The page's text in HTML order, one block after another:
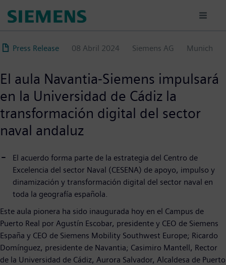
principal
Press Release 08 Abril 2024 Siemens AG Munich
El aula Navantia-Siemens impulsará
en la Universidad de Cádiz la
transformación digital del sector
naval andaluz
El acuerdo forma parte de la estrategia del Centro de
Excelencia del sector Naval (CESENA) de apoyo, impulso y
dinamización y transformación digital del sector naval en
toda la geografía española.
Este aula pionera ha sido inaugurada hoy en el Campus de
Puerto Real por Agustín Escobar, presidente y CEO de Siemens
España y CEO de Siemens Mobility Southwest Europe; Ricardo
Domínguez, presidente de Navantia; Casimiro Mantell, Rector
de la Universidad de Cádiz, Aurora Salvador, Alcaldesa de Puerto